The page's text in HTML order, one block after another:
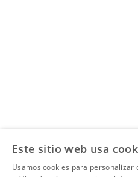
Este sitio web usa
Usamos cookies para